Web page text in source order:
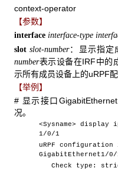
context-operator
【参数】
interface interface-type
slot slot-number：显示指定
number表示设备在IRF中的
示所有成员设备上的uRPF配
【举例】
# 显示接口
况。
<Sysname>
1/0/1
uRPF
GigabitEthernet1/0/
Check type: